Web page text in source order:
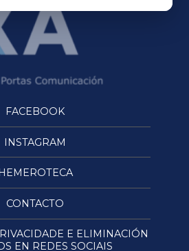
FACEBOOK
INSTAGRAM
CONTACTO
E ELIMINACIÓN
EN REDES SOCIAIS